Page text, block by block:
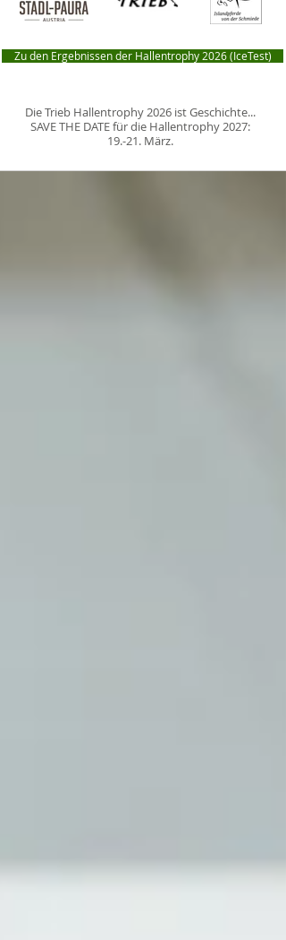
Zu den Ergebnissen der Hallentrophy 2026 (IceTest)
Die Trieb Hallentrophy 2026 ist Geschichte...
SAVE THE DATE für die Hallentrophy 2027:
19.-21. März.